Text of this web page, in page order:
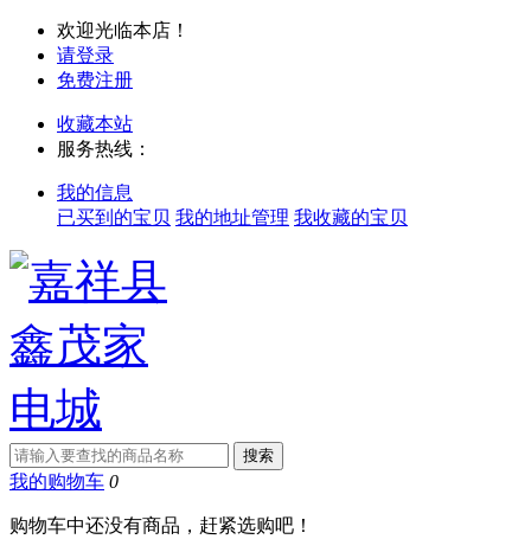
欢迎光临本店！
请登录
免费注册
收藏本站
服务热线：
我的信息
已买到的宝贝 我的地址管理 我收藏的宝贝
我的购物车 0
购物车中还没有商品，赶紧选购吧！